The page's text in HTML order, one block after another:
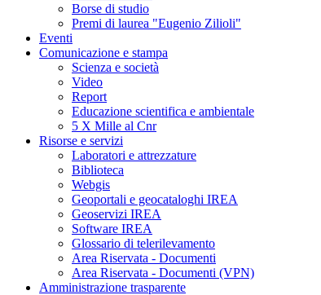
Borse di studio
Premi di laurea "Eugenio Zilioli"
Eventi
Comunicazione e stampa
Scienza e società
Video
Report
Educazione scientifica e ambientale
5 X Mille al Cnr
Risorse e servizi
Laboratori e attrezzature
Biblioteca
Webgis
Geoportali e geocataloghi IREA
Geoservizi IREA
Software IREA
Glossario di telerilevamento
Area Riservata - Documenti
Area Riservata - Documenti (VPN)
Amministrazione trasparente